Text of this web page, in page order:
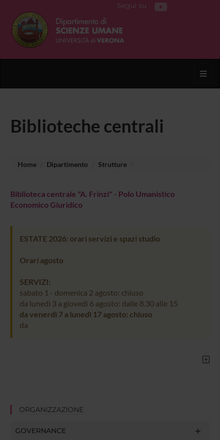
Segui su
Biblioteche centrali
Home Dipartimento Strutture
Biblioteca centrale "A. Frinzi" - Polo Umanistico
Economico Giuridico
ESTATE 2026: orari servizi e spazi studio
Orari agosto
SERVIZI:
sabato 1 - domenica 2 agosto: chiuso
da lunedì 3 a giovedì 6 agosto: dalle 8.30 alle 15
da venerdì 7 a lunedì 17 agosto: chiuso
da
ORGANIZZAZIONE
GOVERNANCE